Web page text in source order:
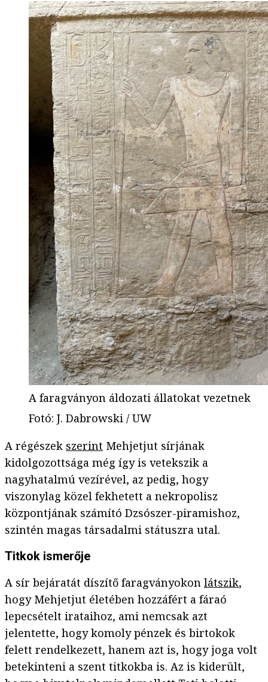
A faragványon áldozati állatokat vezetnek
Fotó: J. Dabrowski / UW
A régészek szerint Mehjetjut sírjának
kidolgozottsága még így is vetekszik a
nagyhatalmú vezírével, az pedig, hogy
viszonylag közel fekhetett a nekropolisz
központjának számító Dzsószer-piramishoz,
szintén magas társadalmi státuszra utal.
Titkok ismerője
A sír bejáratát díszítő faragványokon látszik,
hogy Mehjetjut életében hozzáfért a fáraó
lepecsételt irataihoz, ami nemcsak azt
jelentette, hogy komoly pénzek és birtokok
felett rendelkezett, hanem azt is, hogy joga volt
betekinteni a szent titkokba is. Az is kiderült,